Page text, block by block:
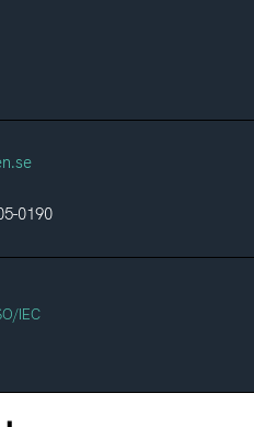
0190
IEC
och internet